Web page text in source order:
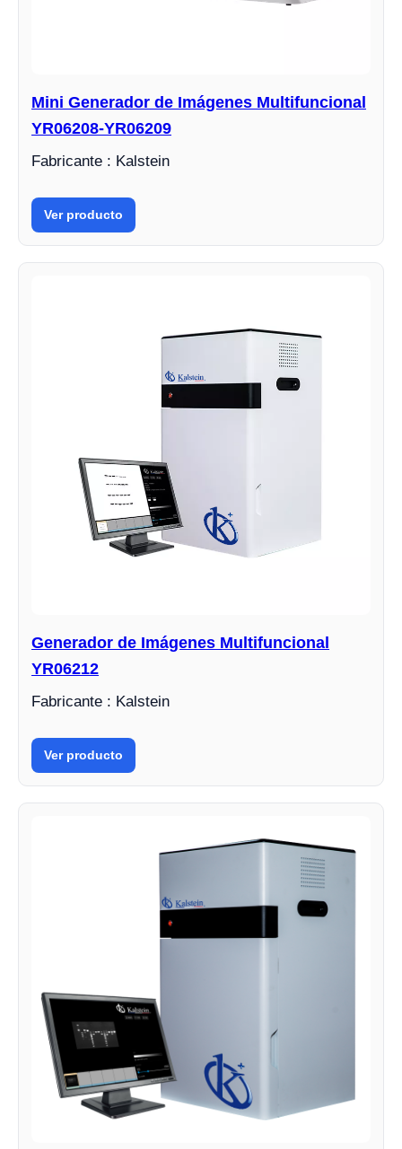
Mini Generador de Imágenes Multifuncional
YR06208-YR06209
Fabricante : Kalstein
Ver producto
Generador de Imágenes Multifuncional
YR06212
Fabricante : Kalstein
Ver producto